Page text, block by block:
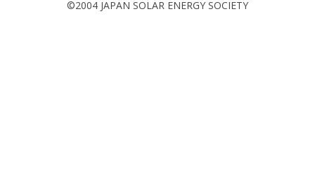
©2004 JAPAN SOLAR ENERGY SOCIETY